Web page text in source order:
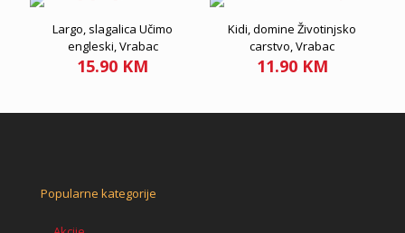
Largo, slagalica Učimo
engleski, Vrabac
15.90 KM
Kidi, domine Životinjsko
carstvo, Vrabac
11.90 KM
Popularne kategorije